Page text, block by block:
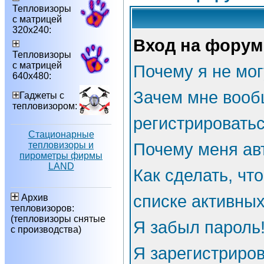
Тепловизоры
с матрицей
320х240:
Тепловизоры
с матрицей
640х480:
Гаджеты с
тепловизором:
Стационарные
тепловизоры и
пирометры фирмы
LAND
Архив
тепловизоров:
(тепловизоры снятые
с производства)
Вход на форум
Почему я не
Зачем мне
Почему меня
Как сделать,
списке
Я забыл
Я